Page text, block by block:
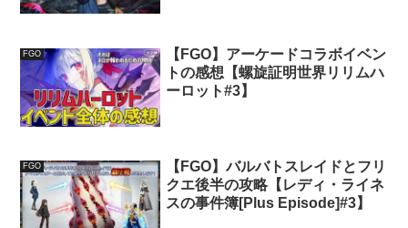
FGO
【FGO】アーケードコラボイベン
トの感想【螺旋証明世界リリムハ
ーロット#3】
FGO
【FGO】バルバトスレイドとフリ
クエ後半の攻略【レディ・ライネ
スの事件簿[Plus Episode]#3】